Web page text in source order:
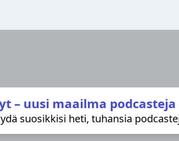
– uusi maailma
suosikkisi heti, tuhansia